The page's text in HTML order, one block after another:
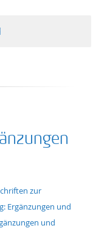
zur
Ergänzungen und
und